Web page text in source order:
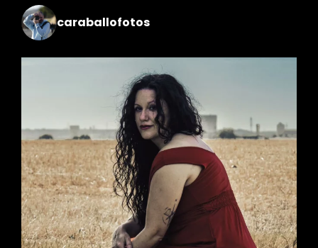
caraballofotos